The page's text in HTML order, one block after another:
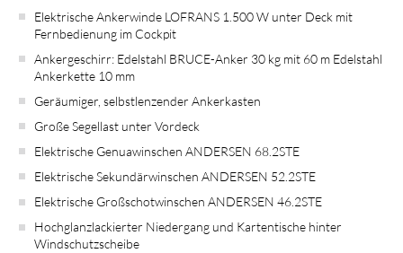
Elektrische Ankerwinde LOFRANS 1.500 W unter Deck mit
Fernbedienung im Cockpit
Ankergeschirr: Edelstahl BRUCE-Anker 30 kg mit 60 m Edelstahl
Ankerkette 10 mm
Geräumiger, selbstlenzender Ankerkasten
Große Segellast unter Vordeck
Elektrische Genuawinschen ANDERSEN 68.2STE
Elektrische Sekundärwinschen ANDERSEN 52.2STE
Elektrische Großschotwinschen ANDERSEN 46.2STE
Hochglanzlackierter Niedergang und Kartentische hinter
Windschutzscheibe